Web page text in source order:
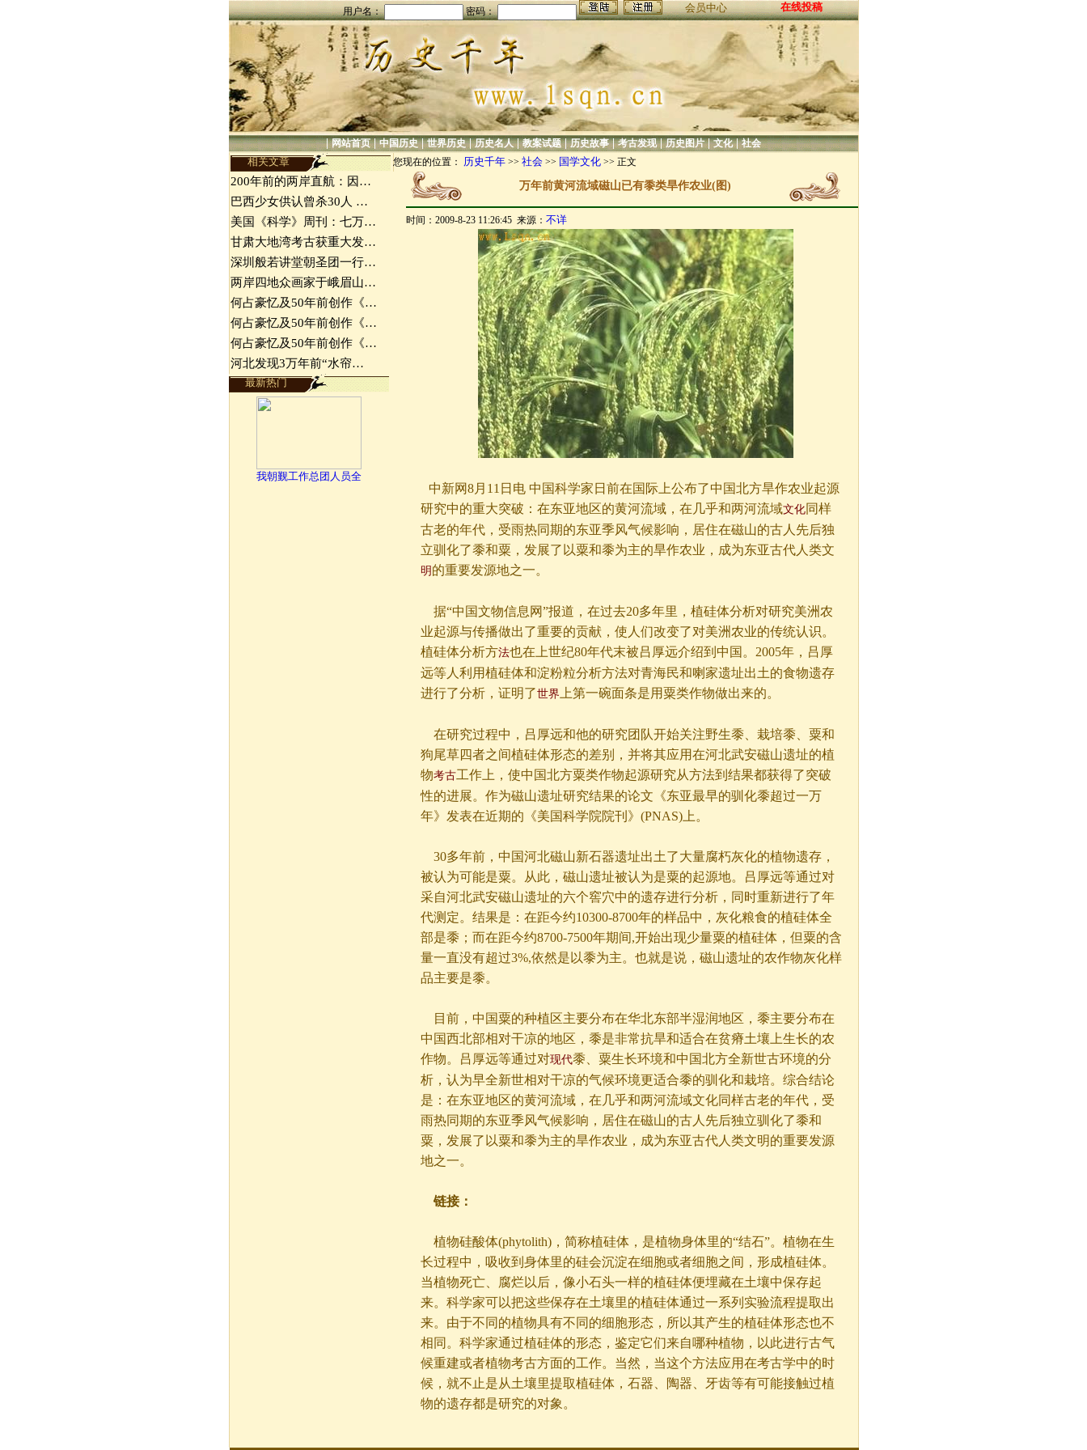
用户名： 密码： 会员中心 在线投稿
|网站首页|中国历史|世界历史|历史名人|教案试题|历史故事|考古发现|历史图片|文化|社会
相关文章 您现在的位置： 历史千年>> 社会>> 国学文化>> 正文
200年前的两岸直航：因…
巴西少女供认曾杀30人 …
美国《科学》周刊：七万…
甘肃大地湾考古获重大发…
深圳般若讲堂朝圣团一行…
两岸四地众画家于峨眉山…
何占豪忆及50年前创作《…
何占豪忆及50年前创作《…
何占豪忆及50年前创作《…
河北发现3万年前“水帘…
最新热门
我朝觐工作总团人员全
万年前黄河流域磁山已有黍类旱作农业(图)
时间：2009-8-23 11:26:45 来源： 不详
中新网8月11日电 中国科学家日前在国际上公布了中国北方旱作农业起源
研究中的重大突破：在东亚地区的黄河流域，在几乎和两河流域文化同样
古老的年代，受雨热同期的东亚季风气候影响，居住在磁山的古人先后独
立驯化了黍和粟，发展了以粟和黍为主的旱作农业，成为东亚古代人类文
明 的重要发源地之一。
据“中国文物信息网”报道，在过去20多年里，植硅体分析对研究美洲农
业起源与传播做出了重要的贡献，使人们改变了对美洲农业的传统认识。
植硅体分析方法也在上世纪80年代末被吕厚远介绍到中国。2005年，吕厚
远等人利用植硅体和淀粉粒分析方法对青海民和喇家遗址出土的食物遗存
进行了分析，证明了世界 上第一碗面条是用粟类作物做出来的。
在研究过程中，吕厚远和他的研究团队开始关注野生黍、栽培黍、粟和
狗尾草四者之间植硅体形态的差别，并将其应用在河北武安磁山遗址的植
物考古工作上，使中国北方粟类作物起源研究从方法到结果都获得了突破
性的进展。作为磁山遗址研究结果的论文《东亚最早的驯化黍超过一万
年》发表在近期的《美国科学院院刊》(PNAS)上。
30多年前，中国河北磁山新石器遗址出土了大量腐朽灰化的植物遗存，
被认为可能是粟。从此，磁山遗址被认为是粟的起源地。吕厚远等通过对
采自河北武安磁山遗址的六个窖穴中的遗存进行分析，同时重新进行了年
代测定。结果是：在距今约10300-8700年的样品中，灰化粮食的植硅体全
部是黍；而在距今约8700-7500年期间,开始出现少量粟的植硅体，但粟的含
量一直没有超过3%,依然是以黍为主。也就是说，磁山遗址的农作物灰化样
品主要是黍。
目前，中国粟的种植区主要分布在华北东部半湿润地区，黍主要分布在
中国西北部相对干凉的地区，黍是非常抗旱和适合在贫瘠土壤上生长的农
作物。吕厚远等通过对现代黍、粟生长环境和中国北方全新世古环境的分
析，认为早全新世相对干凉的气候环境更适合黍的驯化和栽培。综合结论
是：在东亚地区的黄河流域，在几乎和两河流域文化同样古老的年代，受
雨热同期的东亚季风气候影响，居住在磁山的古人先后独立驯化了黍和
粟，发展了以粟和黍为主的旱作农业，成为东亚古代人类文明的重要发源
地之一。
链接：
植物硅酸体(phytolith)，简称植硅体，是植物身体里的“结石”。植物在生
长过程中，吸收到身体里的硅会沉淀在细胞或者细胞之间，形成植硅体。
当植物死亡、腐烂以后，像小石头一样的植硅体便埋藏在土壤中保存起
来。科学家可以把这些保存在土壤里的植硅体通过一系列实验流程提取出
来。由于不同的植物具有不同的细胞形态，所以其产生的植硅体形态也不
相同。科学家通过植硅体的形态，鉴定它们来自哪种植物，以此进行古气
候重建或者植物考古方面的工作。当然，当这个方法应用在考古学中的时
候，就不止是从土壤里提取植硅体，石器、陶器、牙齿等有可能接触过植
物的遗存都是研究的对象。